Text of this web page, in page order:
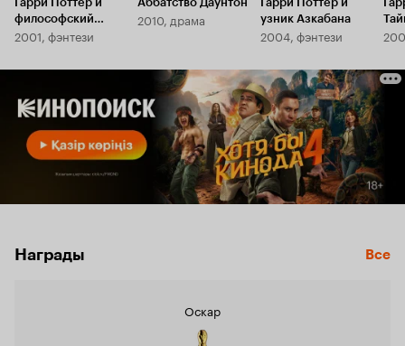
философский
камень
2001, фэнтези
2010, драма
узник Азкабана
2004, фэнтези
Награды Все
Оскар